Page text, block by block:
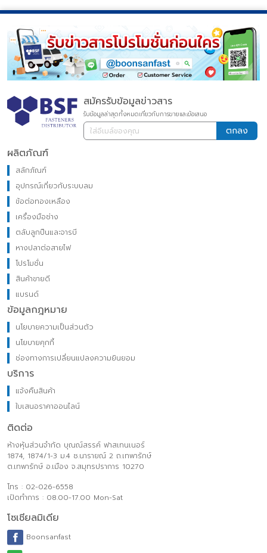
สมัครรับข้อมูลข่าวสาร
รับข้อมูลล่าสุดทั้งหมดเกี่ยวกับการขายและข้อเสนอ
ตกลง
ผลิตภัณฑ์
สลักภัณฑ์
อุปกรณ์เกี่ยวกับระบบลม
ข้อต่อทองเหลือง
เครื่องมือช่าง
ตลับลูกปืนและจารบี
หางปลาต่อสายไฟ
โปรโมชั่น
สินค้าขายดี
แบรนด์
ข้อมูลกฎหมาย
นโยบายความเป็นส่วนตัว
นโยบายคุกกี้
ช่องทางการเปลี่ยนแปลงความยินยอม
บริการ
แจ้งคืนสินค้า
ใบเสนอราคาออนไลน์
ติดต่อ
ห้างหุ้นส่วนจำกัด บุณณ์สรรค์ ฟาสเทนเนอร์
1874, 1874/1-3 ม.4 ซ.นารายณ์ 2 ถ.เทพารักษ์
ต.เทพารักษ์ อ.เมือง จ.สมุทรปราการ 10270
โทร : 02-026-6558
เปิดทำการ : 08.00-17.00 Mon-Sat
โซเชียลมิเดีย
Boonsanfast